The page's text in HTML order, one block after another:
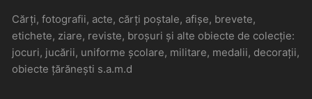
Cărți, fotografii, acte, cărți poștale, afișe, brevete,
etichete, ziare, reviste, broșuri și alte obiecte de colecție:
jocuri, jucării, uniforme școlare, militare, medalii, decorații,
obiecte țărănești s.a.m.d